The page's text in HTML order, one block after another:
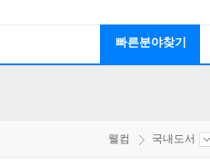
빠른분야찾기
웰컴 국내도서